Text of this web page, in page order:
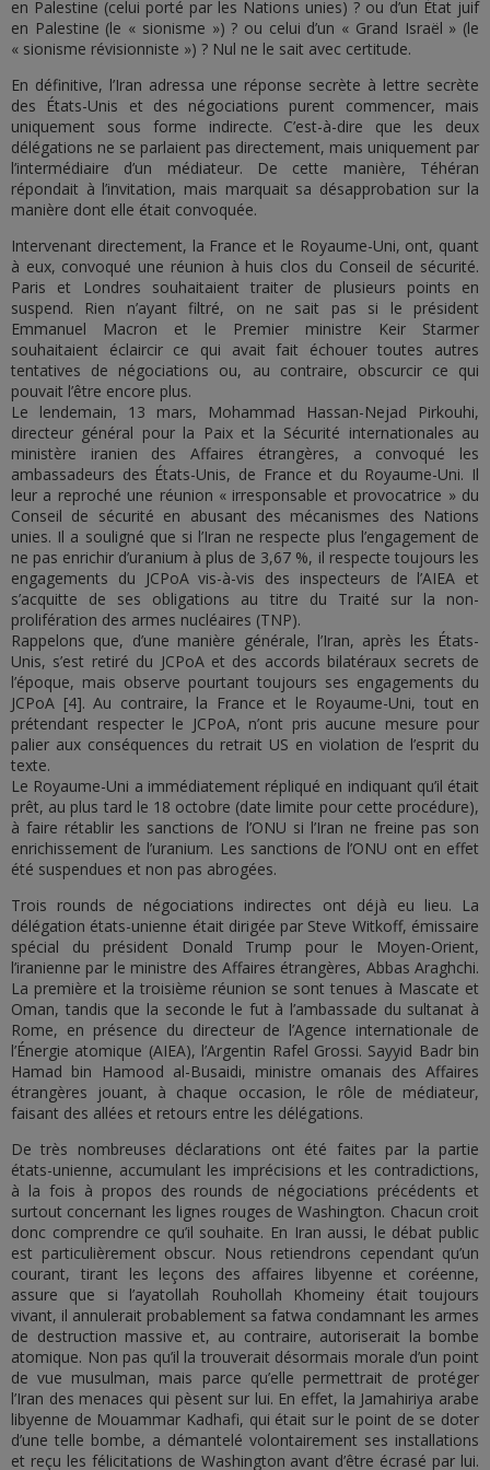
en Palestine (celui porté par les Nations unies) ? ou d’un État juif
en Palestine (le « sionisme ») ? ou celui d’un « Grand Israël » (le
« sionisme révisionniste ») ? Nul ne le sait avec certitude.
En définitive, l’Iran adressa une réponse secrète à lettre secrète
des États-Unis et des négociations purent commencer, mais
uniquement sous forme indirecte. C’est-à-dire que les deux
délégations ne se parlaient pas directement, mais uniquement par
l’intermédiaire d’un médiateur. De cette manière, Téhéran
répondait à l’invitation, mais marquait sa désapprobation sur la
manière dont elle était convoquée.
Intervenant directement, la France et le Royaume-Uni, ont, quant
à eux, convoqué une réunion à huis clos du Conseil de sécurité.
Paris et Londres souhaitaient traiter de plusieurs points en
suspend. Rien n’ayant filtré, on ne sait pas si le président
Emmanuel Macron et le Premier ministre Keir Starmer
souhaitaient éclaircir ce qui avait fait échouer toutes autres
tentatives de négociations ou, au contraire, obscurcir ce qui
pouvait l’être encore plus.
Le lendemain, 13 mars, Mohammad Hassan-Nejad Pirkouhi,
directeur général pour la Paix et la Sécurité internationales au
ministère iranien des Affaires étrangères, a convoqué les
ambassadeurs des États-Unis, de France et du Royaume-Uni. Il
leur a reproché une réunion « irresponsable et provocatrice » du
Conseil de sécurité en abusant des mécanismes des Nations
unies. Il a souligné que si l’Iran ne respecte plus l’engagement de
ne pas enrichir d’uranium à plus de 3,67 %, il respecte toujours les
engagements du JCPoA vis-à-vis des inspecteurs de l’AIEA et
s’acquitte de ses obligations au titre du Traité sur la non-
prolifération des armes nucléaires (TNP).
Rappelons que, d’une manière générale, l’Iran, après les États-
Unis, s’est retiré du JCPoA et des accords bilatéraux secrets de
l’époque, mais observe pourtant toujours ses engagements du
JCPoA [4]. Au contraire, la France et le Royaume-Uni, tout en
prétendant respecter le JCPoA, n’ont pris aucune mesure pour
palier aux conséquences du retrait US en violation de l’esprit du
texte.
Le Royaume-Uni a immédiatement répliqué en indiquant qu’il était
prêt, au plus tard le 18 octobre (date limite pour cette procédure),
à faire rétablir les sanctions de l’ONU si l’Iran ne freine pas son
enrichissement de l’uranium. Les sanctions de l’ONU ont en effet
été suspendues et non pas abrogées.
Trois rounds de négociations indirectes ont déjà eu lieu. La
délégation états-unienne était dirigée par Steve Witkoff, émissaire
spécial du président Donald Trump pour le Moyen-Orient,
l’iranienne par le ministre des Affaires étrangères, Abbas Araghchi.
La première et la troisième réunion se sont tenues à Mascate et
Oman, tandis que la seconde le fut à l’ambassade du sultanat à
Rome, en présence du directeur de l’Agence internationale de
l’Énergie atomique (AIEA), l’Argentin Rafel Grossi. Sayyid Badr bin
Hamad bin Hamood al-Busaidi, ministre omanais des Affaires
étrangères jouant, à chaque occasion, le rôle de médiateur,
faisant des allées et retours entre les délégations.
De très nombreuses déclarations ont été faites par la partie
états-unienne, accumulant les imprécisions et les contradictions,
à la fois à propos des rounds de négociations précédents et
surtout concernant les lignes rouges de Washington. Chacun croit
donc comprendre ce qu’il souhaite. En Iran aussi, le débat public
est particulièrement obscur. Nous retiendrons cependant qu’un
courant, tirant les leçons des affaires libyenne et coréenne,
assure que si l’ayatollah Rouhollah Khomeiny était toujours
vivant, il annulerait probablement sa fatwa condamnant les armes
de destruction massive et, au contraire, autoriserait la bombe
atomique. Non pas qu’il la trouverait désormais morale d’un point
de vue musulman, mais parce qu’elle permettrait de protéger
l’Iran des menaces qui pèsent sur lui. En effet, la Jamahiriya arabe
libyenne de Mouammar Kadhafi, qui était sur le point de se doter
d’une telle bombe, a démantelé volontairement ses installations
et reçu les félicitations de Washington avant d’être écrasé par lui.